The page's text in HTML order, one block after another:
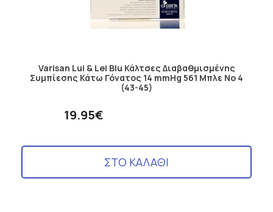
Varisan Lui & Lei Blu Κάλτσες Διαβαθμισμένης
Συμπίεσης Κάτω Γόνατος 14 mmHg 561 Μπλε No 4
(43-45)
19.95€
ΣΤΟ ΚΑΛΑΘΙ